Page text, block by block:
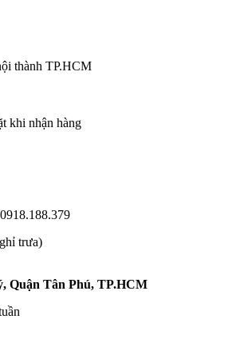
thành TP.HCM
khi nhận hàng
trưa)
Quận Tân Phú, TP.HCM